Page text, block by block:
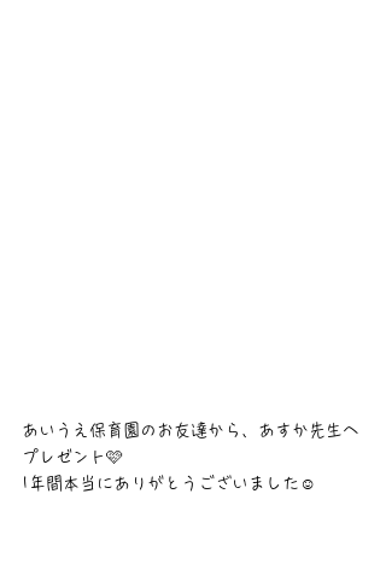
あいうえ保育園のお友達から、あすか先生へ
プレゼント🩷
1年間本当にありがとうございました☺️